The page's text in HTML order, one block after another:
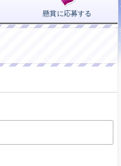
懸賞に応募する